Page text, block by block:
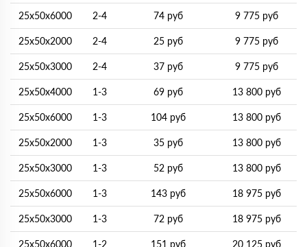
25х50х6000 2-4 74 руб 9 775 руб
25х50х2000 2-4 25 руб 9 775 руб
25х50х3000 2-4 37 руб 9 775 руб
25х50х4000 1-3 69 руб 13 800 руб
25х50х6000 1-3 104 руб 13 800 руб
25х50х2000 1-3 35 руб 13 800 руб
25х50х3000 1-3 52 руб 13 800 руб
25х50х6000 1-3 143 руб 18 975 руб
25х50х3000 1-3 72 руб 18 975 руб
25х50х6000 1-2 151 руб 20 125 руб